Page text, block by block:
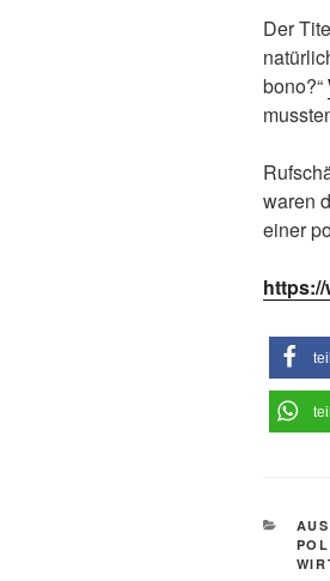
Der
bono?“
waren
einer